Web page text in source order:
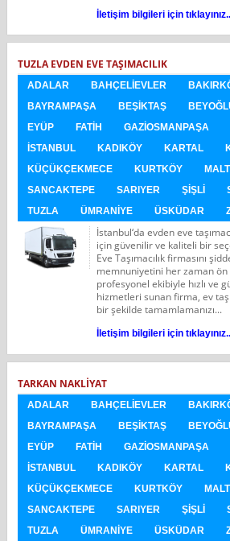
İletişim bilgileri için
TUZLA EVDEN EVE TAŞIMACILIK
ADALAR BAHÇELIEVLER
BAYRAMPAŞA
BEŞIKTAŞ
EYÜP
FATIH GAZIOSMANPAŞA
İSTANBUL
KADIKÖY KARTAL
KÜÇÜKÇEKMECE
KURTKÖY
SANCAKTEPE
SARIYER ŞIŞLI
TUZLA
ÜMRANIYE ÜSKÜDAR
İstanbul‘da evden eve
için güvenilir ve kaliteli bir
Eve Taşımacılık firmasını
memnuniyetini her zaman
profesyonel ekibiyle hızlı ve
hizmetleri sunan firma, ev
bir şekilde tamamlamanızı...
İletişim bilgileri için
TARKAN NAKLIYAT
ADALAR BAHÇELIEVLER
BAYRAMPAŞA
BEŞIKTAŞ
EYÜP
FATIH GAZIOSMANPAŞA
İSTANBUL
KADIKÖY KARTAL
KÜÇÜKÇEKMECE
KURTKÖY
SANCAKTEPE
SARIYER ŞIŞLI
TUZLA
ÜMRANIYE ÜSKÜDAR